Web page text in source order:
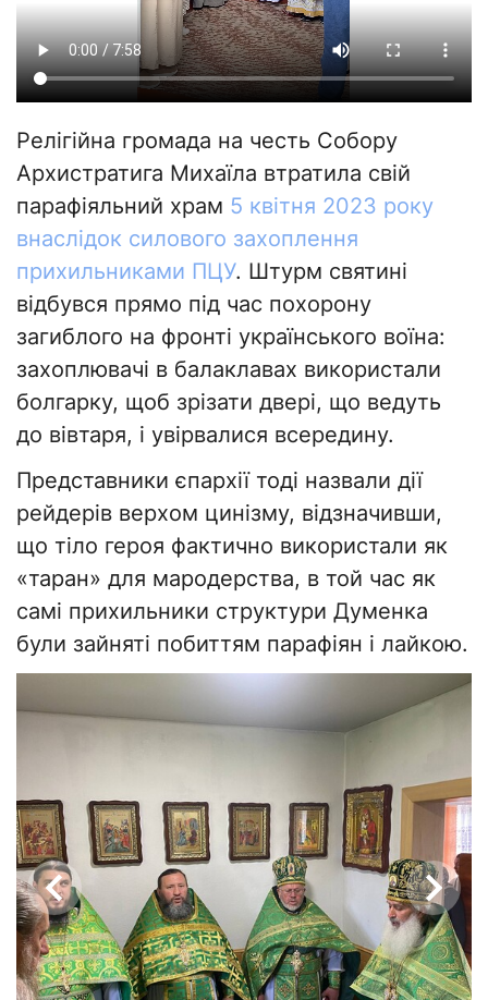
Релігійна громада на честь Собору
Архистратига Михаїла втратила свій
парафіяльний храм 5 квітня 2023 року
внаслідок силового захоплення
прихильниками ПЦУ. Штурм святині
відбувся прямо під час похорону
загиблого на фронті українського воїна:
захоплювачі в балаклавах використали
болгарку, щоб зрізати двері, що ведуть
до вівтаря, і увірвалися всередину.
Представники єпархії тоді назвали дії
рейдерів верхом цинізму, відзначивши,
що тіло героя фактично використали як
«таран» для мародерства, в той час як
самі прихильники структури Думенка
були зайняті побиттям парафіян і лайкою.